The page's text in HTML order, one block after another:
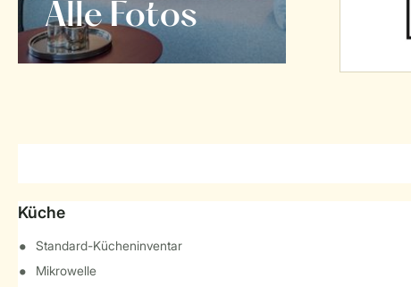
Alle Fotos
Küche
Standard-Kücheninventar
Mikrowelle